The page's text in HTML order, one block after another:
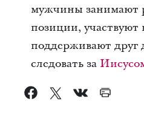
мужчины занимают
позиции,
поддерживают друг
следовать за